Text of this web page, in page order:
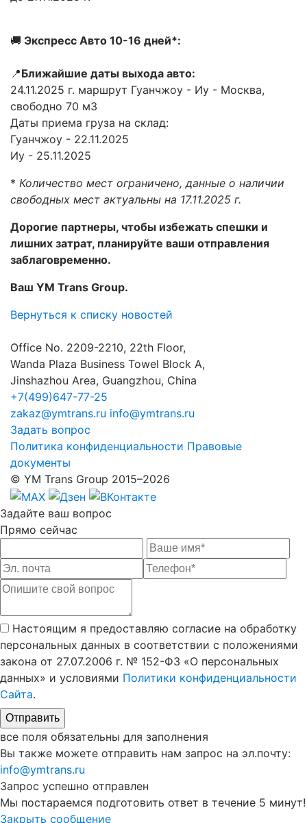
🚚 Экспресс Авто 10-16 дней*:
📍Ближайшие даты выхода авто:
24.11.2025 г. маршрут Гуанчжоу - Иу - Москва,
свободно 70 м3
Даты приема груза на склад:
Гуанчжоу - 22.11.2025
Иу - 25.11.2025
* Количество мест ограничено, данные о наличии
свободных мест актуальны на 17.11.2025 г.
Дорогие партнеры, чтобы избежать спешки и
лишних затрат, планируйте ваши отправления
заблаговременно.
Ваш YM Trans Group.
Вернуться к списку новостей
Office No. 2209-2210, 22th Floor,
Wanda Plaza Business Towel Block A,
Jinshazhou Area, Guangzhou, China
+7(499)647-77-25
zakaz@ymtrans.ru info@ymtrans.ru
Задать вопрос
Политика конфиденциальности Правовые
документы
© YM Trans Group 2015–2026
Задайте ваш вопрос
Прямо сейчас
Настоящим я предоставляю согласие на обработку
персональных данных в соответствии с положениями
закона от 27.07.2006 г. № 152-ФЗ «О персональных
данных» и условиями Политики конфиденциальности
Сайта.
все поля обязательны для заполнения
Вы также можете отправить нам запрос на эл.почту:
info@ymtrans.ru
Запрос успешно отправлен
Мы постараемся подготовить ответ в течение 5 минут!
Закрыть сообщение